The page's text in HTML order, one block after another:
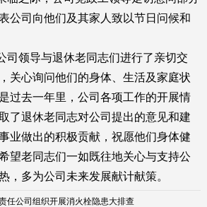
公司向他们及其家人致以节日问候和
司领导与退休老同志们进行了亲切交
关心询问他们的身体、生活及家庭状
过去一年里，公司各项工作的开展情
了退休老同志对公司提出的意见和建
业做出的积极贡献，祝愿他们身体健
望老同志们一如既往地关心与支持公
，多为公司未来发展献计献策。
任公司组织开展消火栓隐患大排查